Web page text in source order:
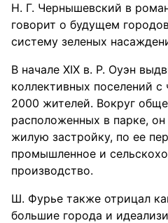
Н. Г. Чернышевский в
говорит о будущем
систему зеленых
В начале XIX в. Р. Оуэн
коллективных поселений
2000 жителей. Вокруг
расположенных в парке, он
жилую застройку, по ее
промышленное и
производство.
Ш. Фурье также отрицал
большие города и